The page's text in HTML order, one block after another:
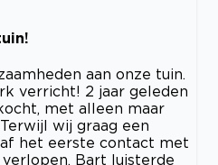
aan onze tuin.
verricht! 2 jaar geleden
met alleen maar
wij graag een
het eerste contact met
Bart luisterde